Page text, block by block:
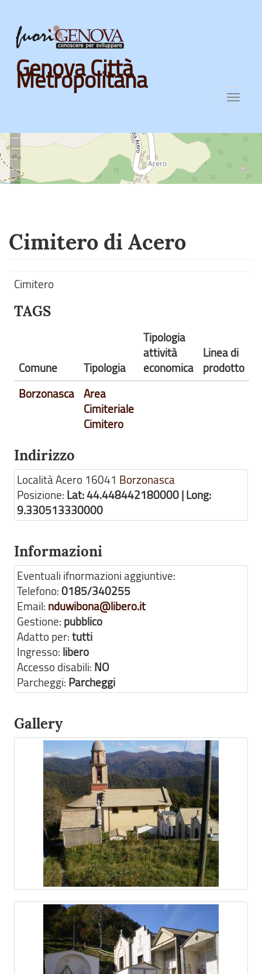
Skip
main
content
Genova Città
Metropolitana
Cimitero di Acero
Cimitero
TAGS
Comune Tipologia
Tipologia
attività
economica
Linea di
prodotto
Borzonasca
Area
Cimiteriale
Cimitero
Indirizzo
Località Acero 16041 Borzonasca
Posizione: Lat: 44.448442180000 | Long:
9.330513330000
Informazioni
Eventuali ifnormazioni aggiuntive:
Telefono:0185/340255
Email: nduwibona@libero.it
Gestione: pubblico
Adatto per:tutti
Ingresso: libero
Accesso disabili: NO
Parcheggi: Parcheggi
Gallery